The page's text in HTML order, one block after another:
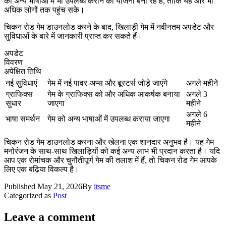
अधिक लोगों तक पहुंच सके।
चिकन रोड गेम डाउनलोड करने के बाद, खिलाड़ी गेम में नवीनतम अपडेट और
सुविधाओं के बारे में जानकारी प्राप्त कर सकते हैं।
अपडेट
विवरण
अपेक्षित तिथि
नई सुविधाएं
गेम में नई पावर-अप्स और बूस्टर्स जोड़े जाएंगे
अगले महीने
ग्राफिक्स
सुधार
गेम के ग्राफिक्स को और अधिक आकर्षक बनाया
जाएगा
अगले 3
महीने
भाषा समर्थन
गेम को अन्य भाषाओं में उपलब्ध कराया जाएगा
अगले 6
महीने
चिकन रोड गेम डाउनलोड करना और खेलना एक शानदार अनुभव है। यह गेम
मनोरंजन के साथ-साथ खिलाड़ियों को कई अन्य लाभ भी प्रदान करता है। यदि
आप एक रोमांचक और चुनौतीपूर्ण गेम की तलाश में हैं, तो चिकन रोड गेम आपके
लिए एक बढ़िया विकल्प है।
Published May 21, 2026By itsme
Categorized as Post
Leave a comment